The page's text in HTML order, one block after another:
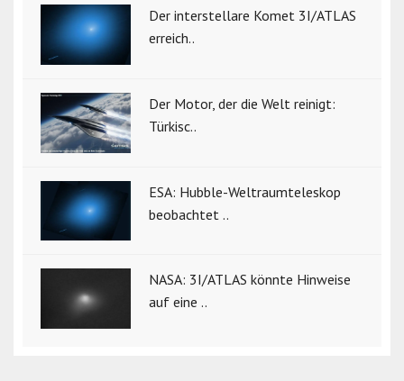
Der interstellare Komet 3I/ATLAS
erreich..
Der Motor, der die Welt reinigt:
Türkisc..
ESA: Hubble-Weltraumteleskop
beobachtet ..
NASA: 3I/ATLAS könnte Hinweise
auf eine ..